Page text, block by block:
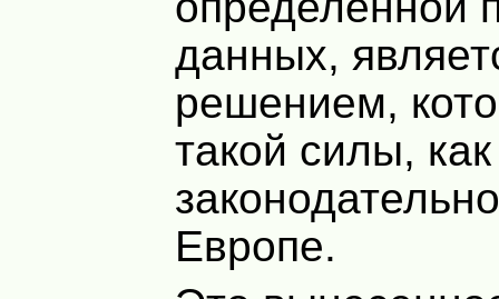
данных,
решением,
такой силы, как
Европе.